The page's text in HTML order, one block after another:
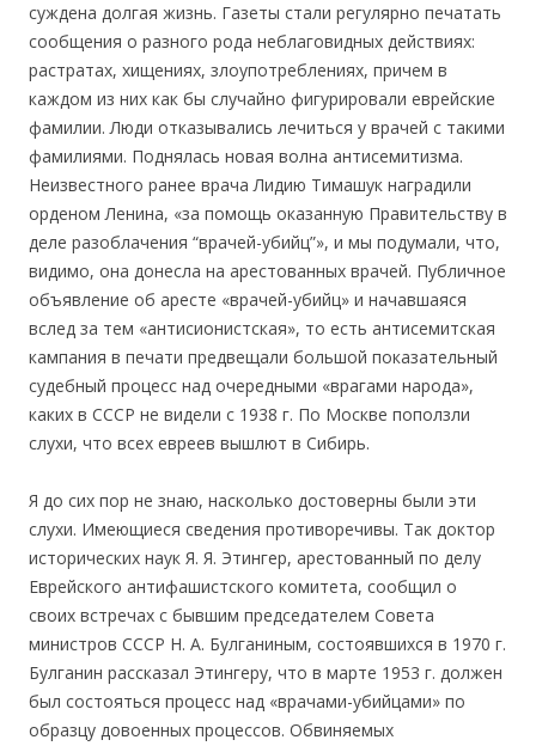
суждена долгая жизнь. Газеты стали регулярно печатать
сообщения о разного рода неблаговидных действиях:
растратах, хищениях, злоупотреблениях, причем в
каждом из них как бы случайно фигурировали еврейские
фамилии. Люди отказывались лечиться у врачей с такими
фамилиями. Поднялась новая волна антисемитизма.
Неизвестного ранее врача Лидию Тимашук наградили
орденом Ленина, «за помощь оказанную Правительству в
деле разоблачения “врачей-убийц”», и мы подумали, что,
видимо, она донесла на арестованных врачей. Публичное
объявление об аресте «врачей-убийц» и начавшаяся
вслед за тем «антисионистская», то есть антисемитская
кампания в печати предвещали большой показательный
судебный процесс над очередными «врагами народа»,
каких в СССР не видели с 1938 г. По Москве поползли
слухи, что всех евреев вышлют в Сибирь.
Я до сих пор не знаю, насколько достоверны были эти
слухи. Имеющиеся сведения противоречивы. Так доктор
исторических наук Я. Я. Этингер, арестованный по делу
Еврейского антифашистского комитета, сообщил о
своих встречах с бывшим председателем Совета
министров СССР Н. А. Булганиным, состоявшихся в 1970 г.
Булганин рассказал Этингеру, что в марте 1953 г. должен
был состояться процесс над «врачами-убийцами» по
образцу довоенных процессов. Обвиняемых